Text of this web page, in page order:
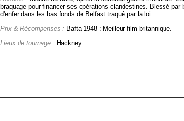
braquage pour financer ses opérations clandestines. Blessé
d'enfer dans les bas fonds de Belfast traqué par la loi...
Prix & Récompenses : Bafta 1948 : Meilleur film britannique.
Lieux de tournage : Hackney.